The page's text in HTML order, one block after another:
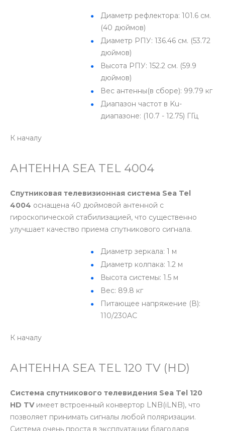
Диаметр рефлектора: 101.6 см.
(40 дюймов)
Диаметр РПУ: 136.46 см. (53.72
дюймов)
Высота РПУ: 152.2 см. (59.9
дюймов)
Вес антенны(в сборе): 99.79 кг
Диапазон частот в Ku-
диапазоне: (10.7 - 12.75) ГГц
К началу
АНТЕННА SEA TEL 4004
Спутниковая телевизионная система Sea Tel
4004 оснащена 40 дюймовой антенной с
гироскопической стабилизацией, что существенно
улучшает качество приема спутникового сигнала.
Диаметр зеркала: 1 м
Диаметр колпака: 1.2 м
Высота системы: 1.5 м
Вес: 89.8 кг
Питающее напряжение (В):
110/230AC
К началу
АНТЕННА SEA TEL 120 TV (HD)
Система спутникового телевидения Sea Tel 120
HD TVимеет встроенный конвертор LNB(iLNB), что
позволяет принимать сигналы любой поляризации.
Система очень проста в эксплуатации благодаря